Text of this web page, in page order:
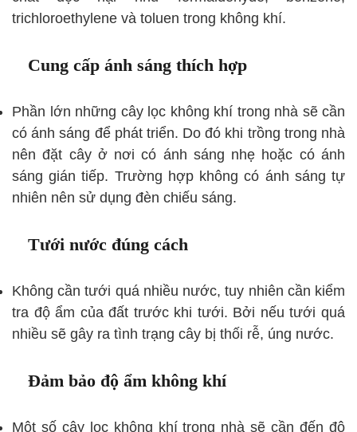
trichloroethylene và toluen trong không khí.
Cung cấp ánh sáng thích hợp
Phần lớn những cây lọc không khí trong nhà sẽ cần
có ánh sáng để phát triển. Do đó khi trồng trong nhà
nên đặt cây ở nơi có ánh sáng nhẹ hoặc có ánh
sáng gián tiếp. Trường hợp không có ánh sáng tự
nhiên nên sử dụng đèn chiếu sáng.
Tưới nước đúng cách
Không cần tưới quá nhiều nước, tuy nhiên cần kiểm
tra độ ẩm của đất trước khi tưới. Bởi nếu tưới quá
nhiều sẽ gây ra tình trạng cây bị thối rễ, úng nước.
Đảm bảo độ ẩm không khí
Một số cây lọc không khí trong nhà sẽ cần đến độ